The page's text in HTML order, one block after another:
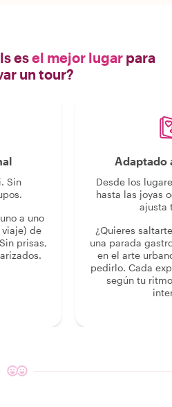
esel mejor lugar para
un tour?
Sin
a uno
de
prisas,
Adaptado
Desde los
hasta las joyas
ajusta
¿Quieres
una parada
en el arte
pedirlo. Cada
según tu